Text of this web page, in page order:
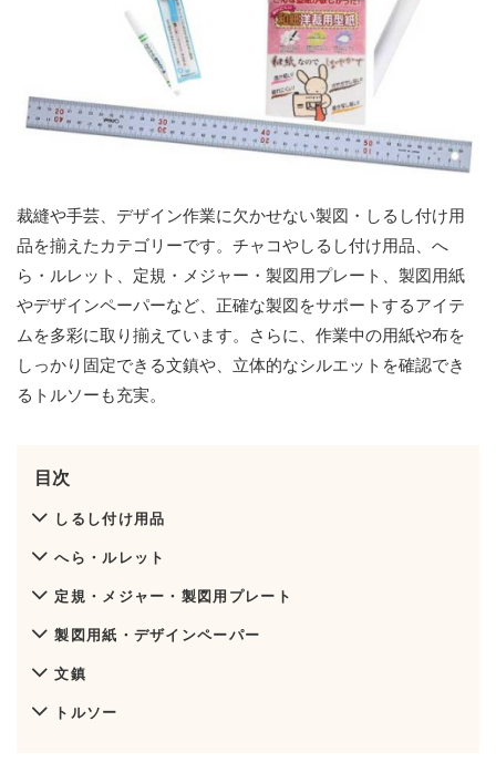
裁縫や手芸、デザイン作業に欠かせない製図・しるし付け用
品を揃えたカテゴリーです。チャコやしるし付け用品、へ
ら・ルレット、定規・メジャー・製図用プレート、製図用紙
やデザインペーパーなど、正確な製図をサポートするアイテ
ムを多彩に取り揃えています。さらに、作業中の用紙や布を
しっかり固定できる文鎮や、立体的なシルエットを確認でき
るトルソーも充実。
目次
しるし付け用品
へら・ルレット
定規・メジャー・製図用プレート
製図用紙・デザインペーパー
文鎮
トルソー